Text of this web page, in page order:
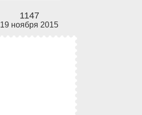
1147
19 ноября 2015